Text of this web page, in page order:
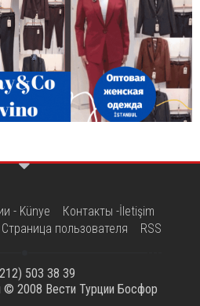
- Künye
Контакты -İletişim
Страница пользователя RSS
503 38 39
© 2008 Вести Турции Босфор